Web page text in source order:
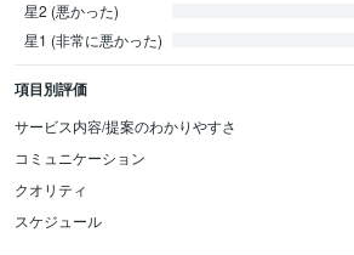
星2 (悪かった)
星1 (非常に悪かった)
項目別評価
サービス内容/提案のわかりやすさ
コミュニケーション
クオリティ
スケジュール